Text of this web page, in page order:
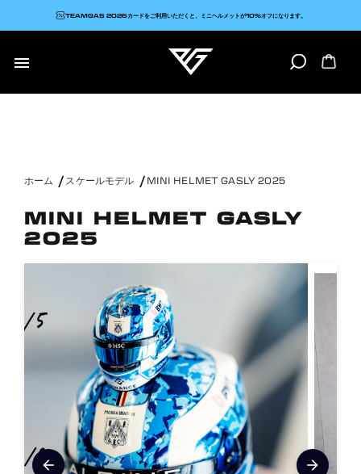

TEAMGAS 2026カードをご利用いただくと、ミニヘルメットが10%オフになります。
ホーム スケールモデル MINI HELMET GASLY 2025
MINI HELMET GASLY
2025
arrow_back arrow_forward